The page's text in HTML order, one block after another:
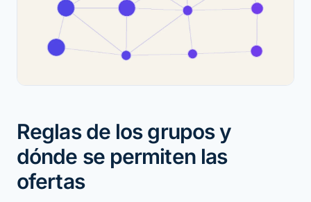
Reglas de los grupos y
dónde se permiten las
ofertas